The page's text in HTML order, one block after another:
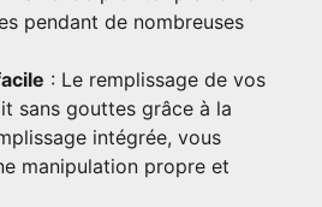
pendant de nombreuses
: Le remplissage de vos
sans gouttes grâce à la
intégrée, vous
manipulation propre et